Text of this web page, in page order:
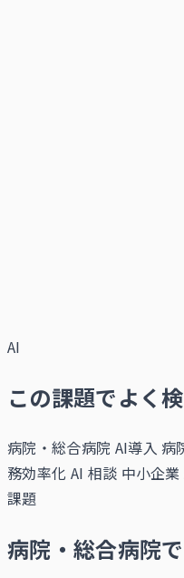
AI
この課題でよく
病院・総合病院 AI導入 病
務効率化 AI 相談 中小企業
課題
病院・総合病院